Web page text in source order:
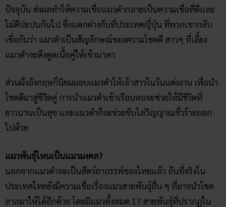
ปัจจุบัน ส่งผลทำให้ความเชื่อแมวดำกลายเป็นความเชื่อที่ดีและ
ไม่ดีปะปนกันไป ซึ่งแตกต่างกับที่ประเทศญี่ปุ่น ที่พวกเขากลับ
เชื่อกันว่า แมวดำเป็นสัญลักษณ์ของความโชคดี สาวๆ ที่เลี้ยง
แมวดำจะดึงดูดเนื้อคู่ให้เข้ามาหา
ส่วนฝั่งอังกฤษก็นิยมมอบแมวดำให้เจ้าสาวในวันแต่งงาน เพื่อนำ
โชคดีมาสู่ชีวิตคู่ การนำแมวดำเข้าเรือนหอจะช่วยให้มีชีวิตที่
ยาวนานเป็นสุข และแมวดำก็จะช่วยขับไล่วิญญาณชั่วร้ายออก
ไปด้วย
แมวพันธุ์ไหนเป็นแมวมงคล?
นอกจากแมวดำจะเป็นสัตว์อาถรรพ์ของไทยแล้ว อันที่จริงใน
ประเทศไทยยังมีความเชื่อเรื่องแมวสายพันธุ์อื่น ๆ ที่อาจนำโชค
ลาภมาให้ได้อีกด้วย โดยมีแมวทั้งหมด 17 สายพันธุ์ที่ปรากฏใน